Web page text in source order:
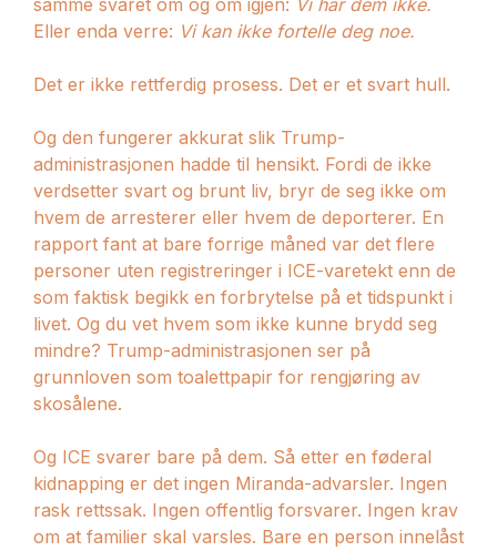
samme svaret om og om igjen: Vi har dem ikke.
Eller enda verre: Vi kan ikke fortelle deg noe.
Det er ikke rettferdig prosess. Det er et svart hull.
Og den fungerer akkurat slik Trump-
administrasjonen hadde til hensikt. Fordi de ikke
verdsetter svart og brunt liv, bryr de seg ikke om
hvem de arresterer eller hvem de deporterer. En
rapport fant at bare forrige måned var det flere
personer uten registreringer i ICE-varetekt enn de
som faktisk begikk en forbrytelse på et tidspunkt i
livet. Og du vet hvem som ikke kunne brydd seg
mindre? Trump-administrasjonen ser på
grunnloven som toalettpapir for rengjøring av
skosålene.
Og ICE svarer bare på dem. Så etter en føderal
kidnapping er det ingen Miranda-advarsler. Ingen
rask rettssak. Ingen offentlig forsvarer. Ingen krav
om at familier skal varsles. Bare en person innelåst